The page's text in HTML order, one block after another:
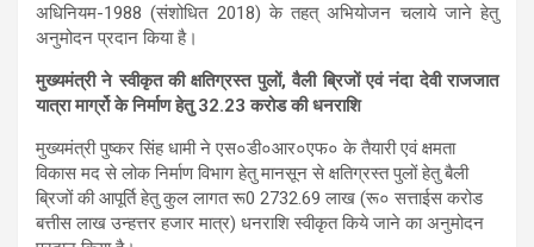
अधिनियम-1988 (संशोधित 2018) के तहत् अभियोजन चलाये जाने हेतु
अनुमोदन प्रदान किया है।
मुख्यमंत्री ने स्वीकृत की क्षतिग्रस्त पुलों, वैली ब्रिजों एवं नंदा देवी राजजात
यात्रा मार्ग्रो के निर्माण हेतु 32.23 करोड की धनराशि
मुख्यमंत्री पुष्कर सिंह धामी ने एस०डी०आर०एफ० के तैयारी एवं क्षमता
विकास मद से लोक निर्माण विभाग हेतु मानसून से क्षतिग्रस्त पुलों हेतु बैली
ब्रिजों की आपूर्ति हेतु कुल लागत रू0 2732.69 लाख (रू० सत्ताईस करोड
बत्तीस लाख उन्हत्तर हजार मात्र) धनराशि स्वीकृत किये जाने का अनुमोदन